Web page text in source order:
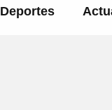
Deportes